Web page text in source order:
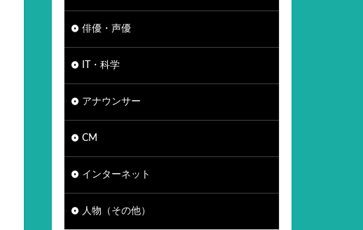
俳優・声優
IT・科学
アナウンサー
CM
インターネット
人物（その他）